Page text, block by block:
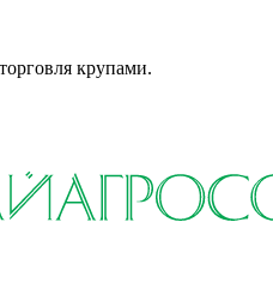
крупами.